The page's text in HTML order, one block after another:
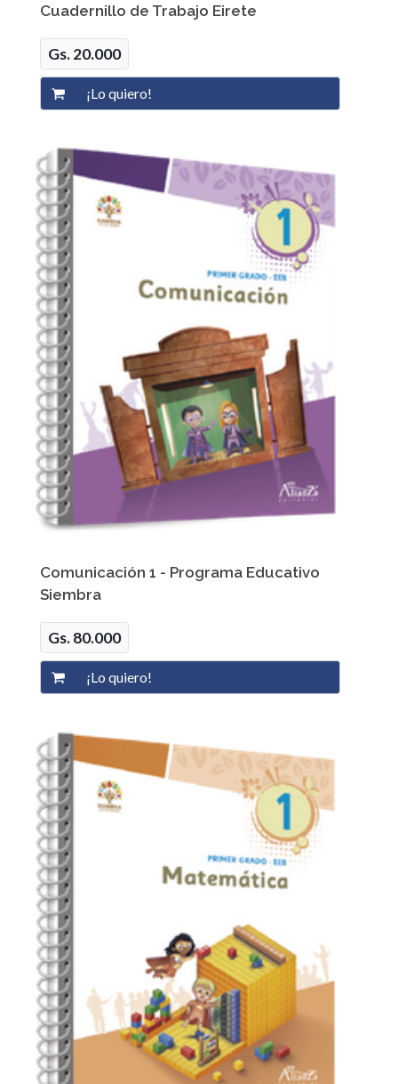
Cuadernillo de Trabajo Eirete
Gs. 20.000
Comunicación 1 - Programa Educativo
Siembra
Gs. 80.000